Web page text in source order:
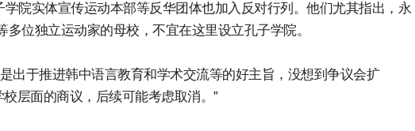
院实体宣传运动本部等反华团体也加入反对行列。他们尤其指出，永
位独立运动家的母校，不宜在这里设立孔子学院。
出于推进韩中语言教育和学术交流等的好主旨，没想到争议会扩
层面的商议，后续可能考虑取消。”